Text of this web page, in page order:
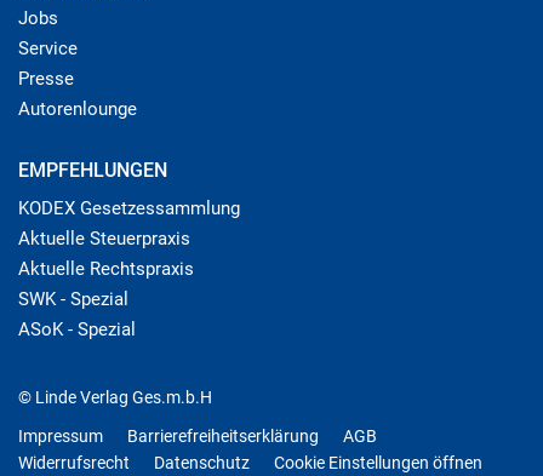
Jobs
Service
Presse
Autorenlounge
EMPFEHLUNGEN
KODEX Gesetzessammlung
Aktuelle Steuerpraxis
Aktuelle Rechtspraxis
SWK - Spezial
ASoK - Spezial
© Linde Verlag Ges.m.b.H
Impressum
Barrierefreiheitserklärung
AGB
Widerrufsrecht
Datenschutz Cookie Einstellungen öffnen